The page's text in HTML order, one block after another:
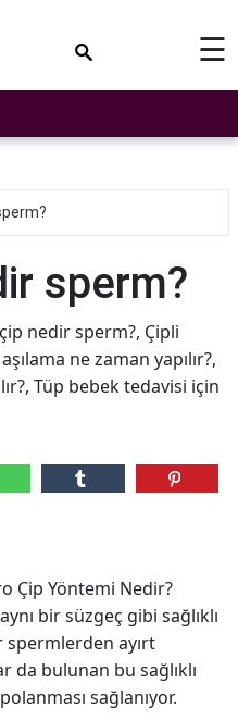
☰
sperm?
nedir sperm?, Çipli
ne zaman yapılır?,
Tüp bebek tedavisi için
Çip Yöntemi Nedir?
bir süzgeç gibi sağlıklı
ayırt
da bulunan bu sağlıklı
sağlanıyor.